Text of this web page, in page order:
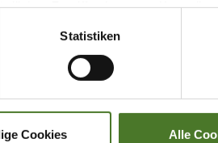
Zugriffen bzw. von
Statistiken
Cookies Alle